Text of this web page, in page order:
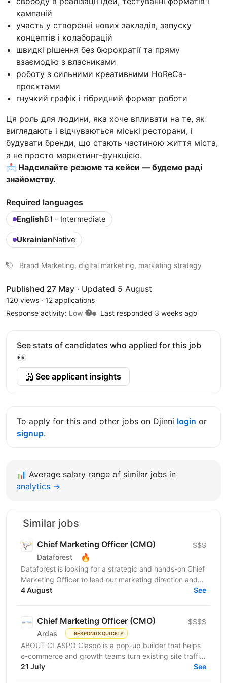
кампаній
участь у створенні нових закладів, запуску
концептів і колаборацій
швидкі рішення без бюрократії та пряму
взаємодію з власниками
роботу з сильними креативними HoReCa-
проєктами
гнучкий графік і гібридний формат роботи
Ця роль для людини, яка хоче впливати на те, як
виглядають і відчуваються міські ресторани, і
будувати бренди, що стають частиною життя міста,
а не просто маркетинг-функцією.
📩 Надсилайте резюме та кейси — будемо раді
знайомству.
Required languages
EnglishB1 - Intermediate
UkrainianNative
Brand Marketing, digital marketing, marketing strategy
Published 27 May · Updated 5 August
120 views · 12 applications
Response activity: Low Last responded 3 weeks ago
See stats of candidates who applied for this job
👀
See applicant insights
To apply for this and other jobs on Djinni login or
signup.
📊 Average salary range of similar jobs in
analytics →
Similar jobs
Chief Marketing Officer (CMO)
Dataforest 🔥
$$$
Dataforest is looking for a strategic and hands-on Chief
Marketing Officer to lead our marketing direction and
accelerate company growth. The ideal...
4 August See
Chief Marketing Officer (CMO)
Ardas RESPONDS QUICKLY
$$$$
ABOUT CLASPO Claspo is a pop-up builder that helps
e-commerce and growth teams turn existing site traffic
into more opt-ins, sales, and revenue. We are a...
21 July See